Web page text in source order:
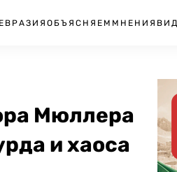
ЕВРАЗИЯ ОБЪЯСНЯЕМ МНЕНИЯ
Мюллера
и хаоса